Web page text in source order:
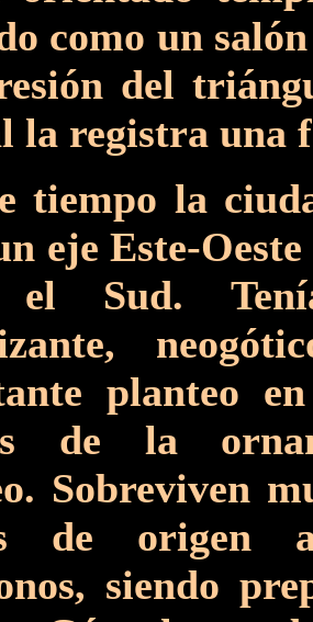
como un
del
la registra una
tiempo la
eje Este-
el Sud.
planteo
de la
Sobreviven
de origen
siendo